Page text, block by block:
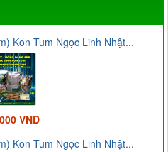
Kon Tum Ngọc Linh Nhật...
VND
Kon Tum Ngọc Linh Nhật...